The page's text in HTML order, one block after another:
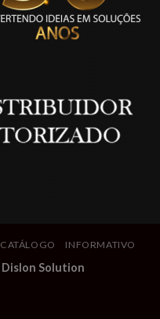
CATÁLOGO INFORMATIVO
Dislon Solution